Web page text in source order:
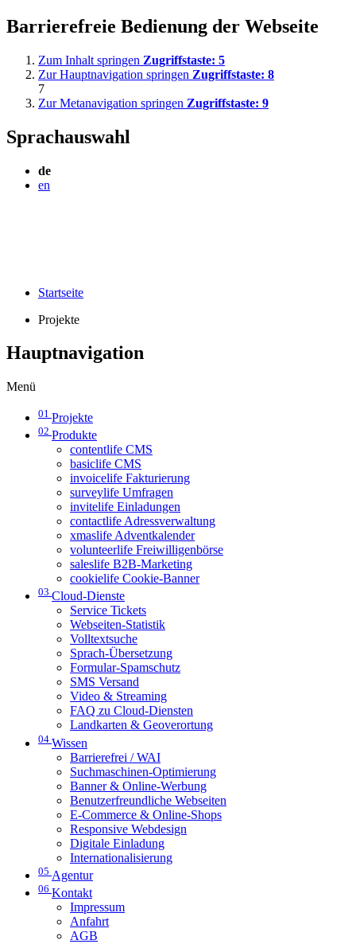
Barrierefreie Bedienung der Webseite
Zum Inhalt springen Zugriffstaste: 5
Zur Hauptnavigation springen Zugriffstaste: 8
7
Zur Metanavigation springen Zugriffstaste: 9
Sprachauswahl
de
en
Startseite
Projekte
Hauptnavigation
Menü
01 Projekte
02 Produkte
contentlife CMS
basiclife CMS
invoicelife Fakturierung
surveylife Umfragen
invitelife Einladungen
contactlife Adressverwaltung
xmaslife Adventkalender
volunteerlife Freiwilligenbörse
saleslife B2B-Marketing
cookielife Cookie-Banner
03 Cloud-Dienste
Service Tickets
Webseiten-Statistik
Volltextsuche
Sprach-Übersetzung
Formular-Spamschutz
SMS Versand
Video & Streaming
FAQ zu Cloud-Diensten
Landkarten & Geoverortung
04 Wissen
Barrierefrei / WAI
Suchmaschinen-Optimierung
Banner & Online-Werbung
Benutzerfreundliche Webseiten
E-Commerce & Online-Shops
Responsive Webdesign
Digitale Einladung
Internationalisierung
05 Agentur
06 Kontakt
Impressum
Anfahrt
AGB